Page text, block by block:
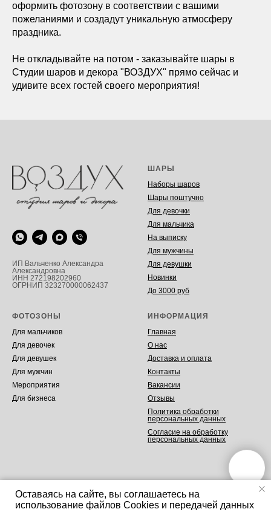
оформить фотозону в соответствии с вашими
пожеланиями и создадут уникальную атмосферу
праздника.
Не откладывайте на потом - заказывайте шары в
Студии шаров и декора "ВОЗДУХ" прямо сейчас и
удивите всех гостей своего мероприятия!
Оставаясь на сайте, вы соглашаетесь на
использование файлов Cookies и передачей данных
ИП Вальченко Александра
Александровна
ИНН 272198202960
ОГРНИП 323270000062437
ШАРЫ
Наборы шаров
Шары поштучно
Для девочки
Для мальчика
На выписку
Для мужчины
Для девушки
Новинки
До 3000 руб
ФОТОЗОНЫ
Для мальчиков
Для девочек
Для девушек
Для мужчин
Мероприятия
Для бизнеса
ИНФОРМАЦИЯ
Главная
О нас
Доставка и оплата
Контакты
Вакансии
Отзывы
Политика обработки
персональных данных
Согласие на обработку
персональных данных
Made on Tilda